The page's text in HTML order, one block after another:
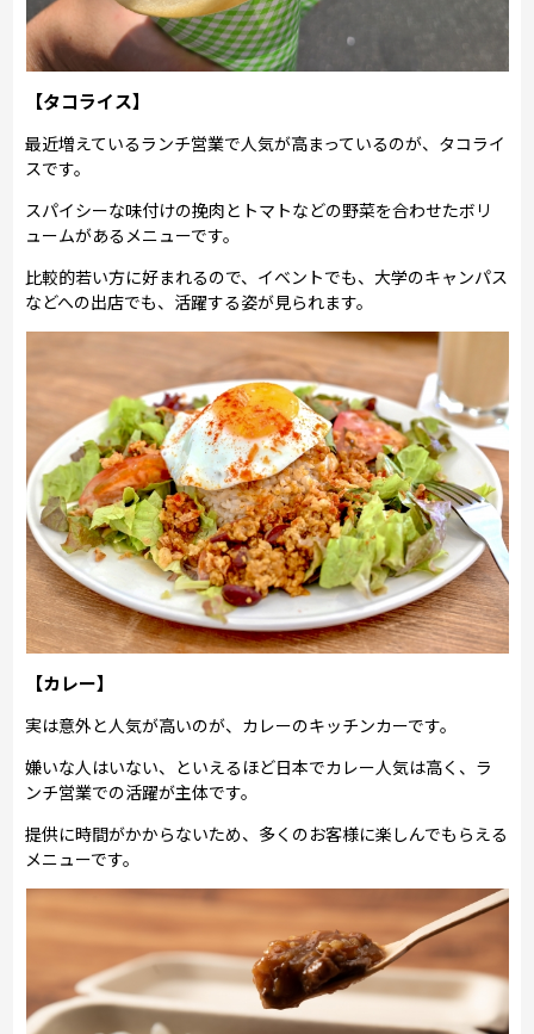
【タコライス】
最近増えているランチ営業で人気が高まっているのが、タコライ
スです。
スパイシーな味付けの挽肉とトマトなどの野菜を合わせたボリ
ュームがあるメニューです。
比較的若い方に好まれるので、イベントでも、大学のキャンパス
などへの出店でも、活躍する姿が見られます。
【カレー】
実は意外と人気が高いのが、カレーのキッチンカーです。
嫌いな人はいない、といえるほど日本でカレー人気は高く、ラ
ンチ営業での活躍が主体です。
提供に時間がかからないため、多くのお客様に楽しんでもらえる
メニューです。